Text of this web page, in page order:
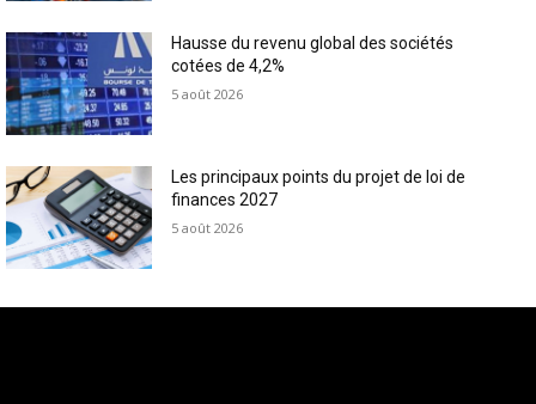
Hausse du revenu global des sociétés
cotées de 4,2%
5 août 2026
Les principaux points du projet de loi de
finances 2027
5 août 2026